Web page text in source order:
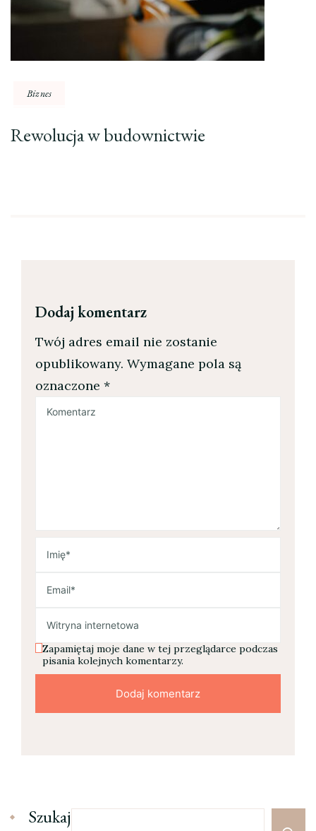
Biznes
Rewolucja w budownictwie
Dodaj komentarz
Twój adres email nie zostanie
opublikowany. Wymagane pola są
oznaczone *
Zapamiętaj moje dane w tej przeglądarce podczas
pisania kolejnych komentarzy.
Szukaj